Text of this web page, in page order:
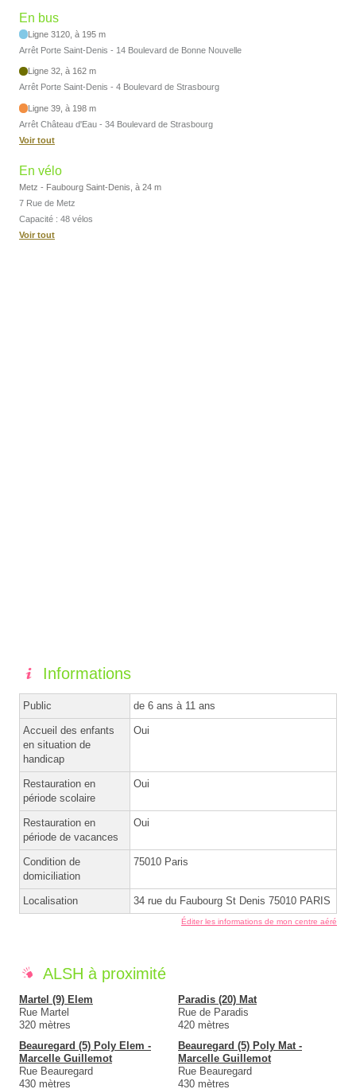
En bus
Ligne 3120, à 195 m
Arrêt Porte Saint-Denis - 14 Boulevard de Bonne Nouvelle
Ligne 32, à 162 m
Arrêt Porte Saint-Denis - 4 Boulevard de Strasbourg
Ligne 39, à 198 m
Arrêt Château d'Eau - 34 Boulevard de Strasbourg
Voir tout
En vélo
Metz - Faubourg Saint-Denis, à 24 m
7 Rue de Metz
Capacité : 48 vélos
Voir tout
Informations
Public de 6 ans à 11 ans
Accueil des enfants
en situation de
handicap
Oui
Restauration en
période scolaire
Oui
Restauration en
période de vacances
Oui
Condition de
domiciliation
75010 Paris
Localisation 34 rue du Faubourg St Denis 75010 PARIS
Éditer les informations de mon centre aéré
ALSH à proximité
Martel (9) Elem
Rue Martel
320 mètres
Paradis (20) Mat
Rue de Paradis
420 mètres
Beauregard (5) Poly Elem -
Marcelle Guillemot
Rue Beauregard
430 mètres
Beauregard (5) Poly Mat -
Marcelle Guillemot
Rue Beauregard
430 mètres